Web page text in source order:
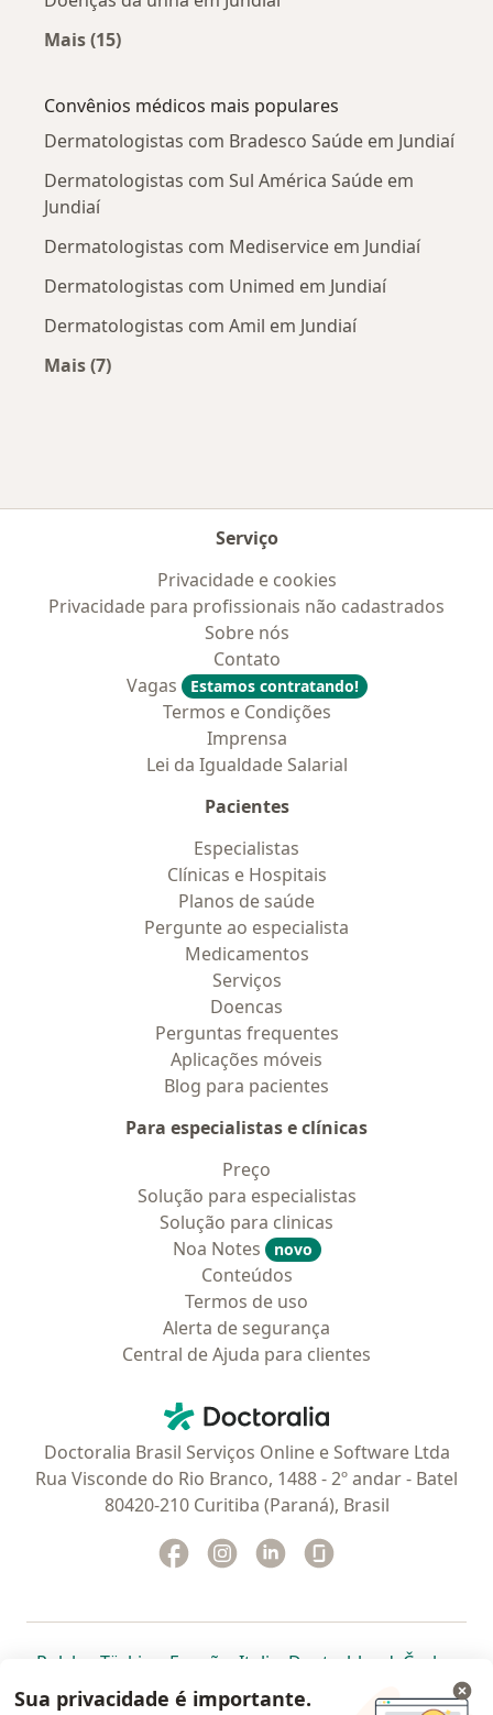
Mais (15)
Convênios médicos mais populares
Dermatologistas com Bradesco Saúde em Jundiaí
Dermatologistas com Sul América Saúde em
Jundiaí
Dermatologistas com Mediservice em Jundiaí
Dermatologistas com Unimed em Jundiaí
Dermatologistas com Amil em Jundiaí
Mais (7)
Serviço
Privacidade e cookies
Privacidade para profissionais não cadastrados
Sobre nós
Contato
Vagas
Estamos contratando!
Termos e Condições
Imprensa
Lei da Igualdade Salarial
Pacientes
Especialistas
Clínicas e Hospitais
Planos de saúde
Pergunte ao especialista
Medicamentos
Serviços
Doencas
Perguntas frequentes
Aplicações móveis
Blog para pacientes
Para especialistas e clínicas
Preço
Solução para especialistas
Solução para clinicas
Noa Notes
novo
Conteúdos
Termos de uso
Alerta de segurança
Central de Ajuda para clientes
Doctoralia - Homepage
Doctoralia Brasil Serviços Online e Software Ltda
Rua Visconde do Rio Branco, 1488 - 2º andar - Batel
80420-210 Curitiba (Paraná), Brasil
Facebook
abre num novo separador
Instagram
abre num novo separador
Linkedin
abre num novo
Polska abre num novo separador
Türkiye abre num novo separador
España abre num novo separador
Italia abre num novo
Deutschlandabre num
Česko
Portugal abre num novo separador
, México abre num novo separador
, abre num novo separador
Brasil abre num novoabre num
abre
Sua privacidade é importante.